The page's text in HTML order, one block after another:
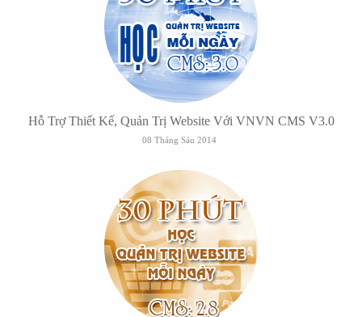
Hỗ Trợ Thiết Kế, Quản Trị Website Với VNVN CMS V3.0
08 Tháng Sáu 2014